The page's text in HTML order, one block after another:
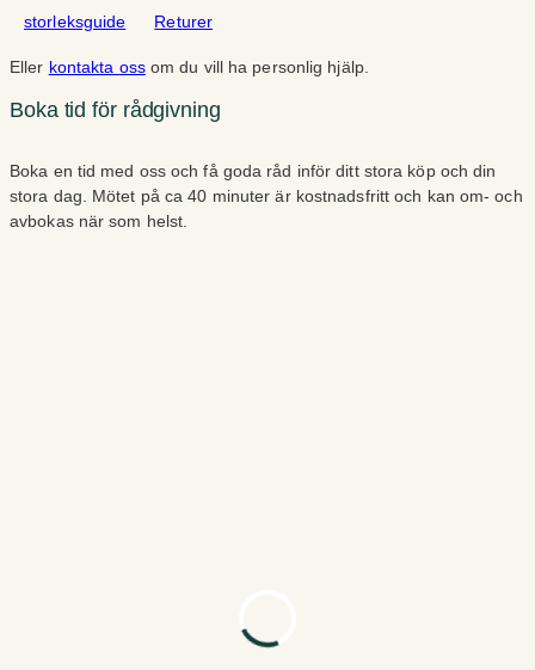
storleksguide
Returer
Eller kontakta ossom du vill ha personlig hjälp.
Boka tid för rådgivning
Boka en tid med oss och få goda råd inför ditt stora köp och din
stora dag. Mötet på ca 40 minuter är kostnadsfritt och kan om- och
avbokas när som helst.